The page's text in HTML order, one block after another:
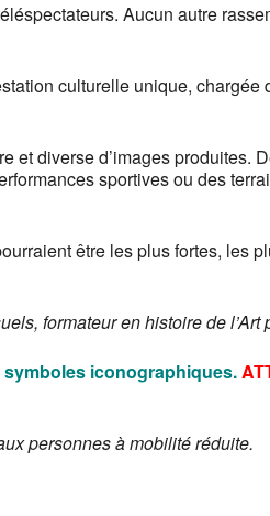
Aucun autre
culturelle unique,
diverse d’images produites.
sportives ou des
être les plus fortes, les
formateur en histoire de
iconographiques.
personnes à mobilité réduite.